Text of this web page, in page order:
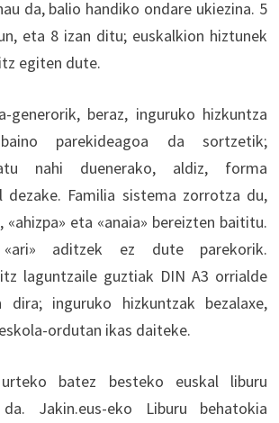
da, balio handiko ondare ukiezina. 5
eta 8 izan ditu; euskalkion hiztunek
egiten dute.
generorik, beraz, inguruko hizkuntza
parekideagoa da sortzetik;
nahi duenerako, aldiz, forma
dezake. Familia sistema zorrotza du,
«ahizpa» eta «anaia» bereizten baititu.
aditzek ez dute parekorik.
laguntzaile guztiak DIN A3 orrialde
dira; inguruko hizkuntzak bezalaxe,
ordutan ikas daiteke.
batez besteko euskal liburu
Jakin.eus-eko Liburu behatokia